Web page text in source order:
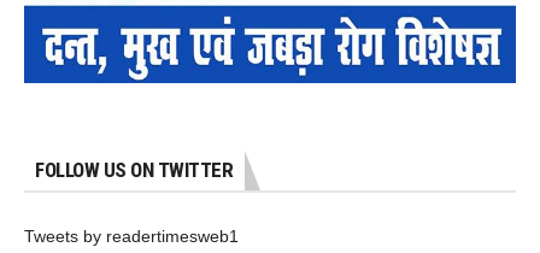
FOLLOW US ON TWITTER
Tweets by readertimesweb1